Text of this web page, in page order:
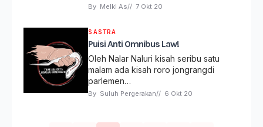
By Melki As// 7 Okt 20
SASTRA
Puisi Anti Omnibus Law!
Oleh Nalar Naluri kisah seribu satu
malam ada kisah roro jongrangdi
parlemen…
By Suluh Pergerakan// 6 Okt 20